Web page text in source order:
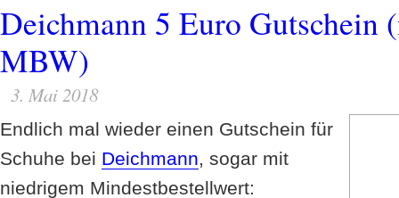
Deichmann 5 Euro Gutschein
MBW)
3. Mai 2018
Endlich mal wieder einen Gutschein für
Schuhe bei Deichmann, sogar mit
niedrigem Mindestbestellwert: